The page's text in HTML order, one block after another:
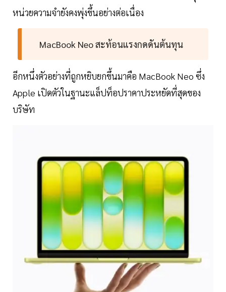
หน่วยความจำยังคงพุ่งขึ้นอย่างต่อเนื่อง
MacBook Neo สะท้อนแรงกดดันต้นทุน
อีกหนึ่งตัวอย่างที่ถูกหยิบยกขึ้นมาคือ MacBook Neo ซึ่ง
Apple เปิดตัวในฐานะแล็ปท็อปราคาประหยัดที่สุดของ
บริษัท